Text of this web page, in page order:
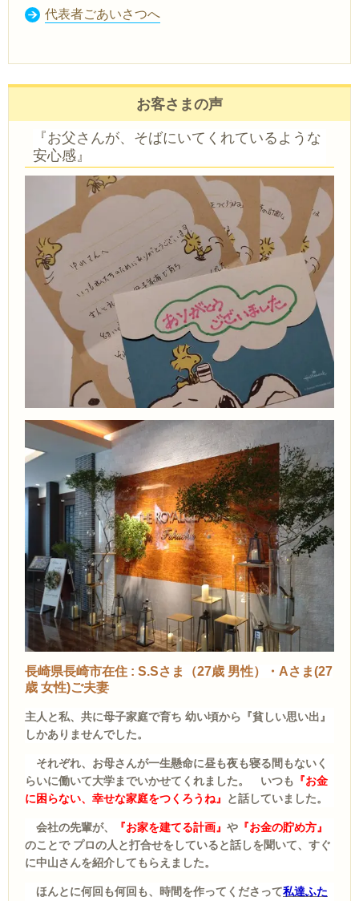
代表者ごあいさつへ
お客さまの声
『お父さんが、そばにいてくれているような
安心感』
長崎県長崎市在住 : S.Sさま（27歳 男性）・Aさま(27
歳 女性)ご夫妻
主人と私、共に母子家庭で育ち 幼い頃から『貧しい思い出』
しかありませんでした。
それぞれ、お母さんが一生懸命に昼も夜も寝る間もないく
らいに働いて大学までいかせてくれました。 いつも 『お金
に困らない、幸せな家庭をつくろうね』
と話していました。
会社の先輩が、 『お家を建てる計画』 や 『お金の貯め方』
のことで プロの人と打合せをしていると話しを聞いて、すぐ
に中山さんを紹介してもらえました。
ほんとに何回も何回も、時間を作ってくださって私達ふた